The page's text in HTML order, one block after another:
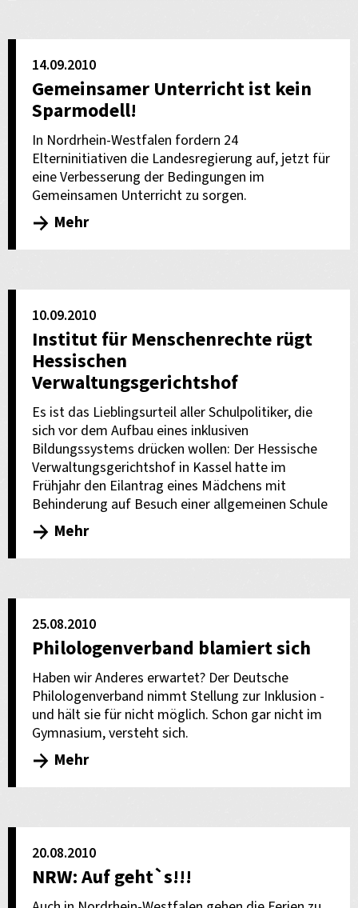
14.09.2010
Gemeinsamer Unterricht ist kein
Sparmodell!
In Nordrhein-Westfalen fordern 24
Elterninitiativen die Landesregierung auf, jetzt für
eine Verbesserung der Bedingungen im
Gemeinsamen Unterricht zu sorgen.
Mehr
10.09.2010
Institut für Menschenrechte rügt
Hessischen
Verwaltungsgerichtshof
Es ist das Lieblingsurteil aller Schulpolitiker, die
sich vor dem Aufbau eines inklusiven
Bildungssystems drücken wollen: Der Hessische
Verwaltungsgerichtshof in Kassel hatte im
Frühjahr den Eilantrag eines Mädchens mit
Behinderung auf Besuch einer allgemeinen Schule
Mehr
25.08.2010
Philologenverband blamiert sich
Haben wir Anderes erwartet? Der Deutsche
Philologenverband nimmt Stellung zur Inklusion -
und hält sie für nicht möglich. Schon gar nicht im
Gymnasium, versteht sich.
Mehr
20.08.2010
NRW: Auf geht`s!!!